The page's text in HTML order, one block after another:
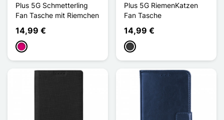
Plus 5G Schmetterling
Fan Tasche mit Riemchen
14,99 €
Magenta
Plus 5G RiemenKatzen
Fan Tasche
14,99 €
Dunkelgrau